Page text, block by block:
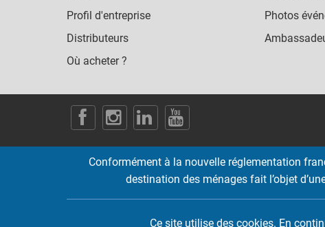
Profil d'entreprise
Distributeurs
Où acheter ?
Photos
SOCIAL
ICONS
Conformément à la nouvelle réglementation
destination des ménages fait l’objet
Ce site utilise des cookies. En